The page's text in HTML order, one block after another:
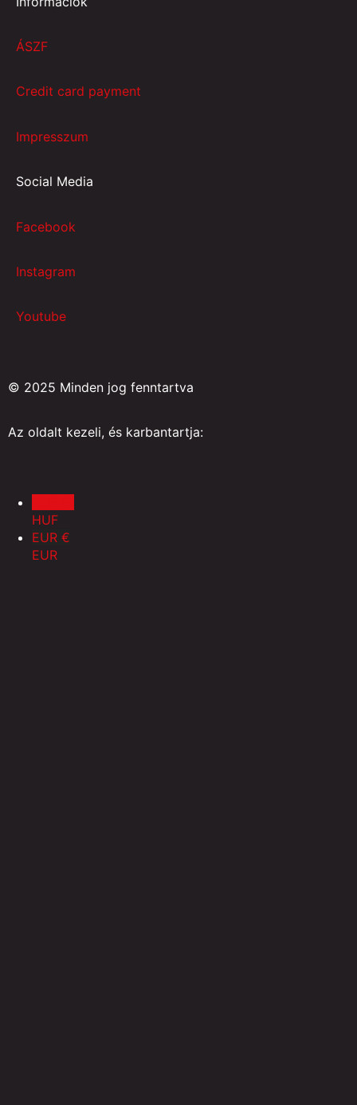
ÁSZF
Credit card payment
Impresszum
Social Media
Facebook
Instagram
Youtube
© 2025 Minden jog fenntartva
Az oldalt kezeli, és karbantartja:
HUF
EUR €
EUR